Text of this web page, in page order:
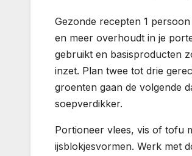
Gezonde recepten 1
en meer overhoudt in je
gebruikt en basisproducten
inzet. Plan twee tot drie
groenten gaan de volgende
soepverdikker.
Portioneer vlees, vis of tofu
ijsblokjesvormen. Werk met